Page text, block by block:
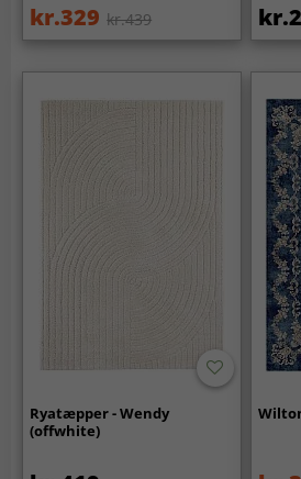
kr.329 kr.439
Ryatæpper - Wendy
(offwhite)